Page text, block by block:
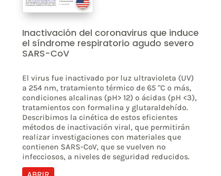
Inactivación del coronavirus que induce
el síndrome respiratorio agudo severo
SARS-CoV
El virus fue inactivado por luz ultravioleta (UV)
a 254 nm, tratamiento térmico de 65 "C o más,
condiciones alcalinas (pH> 12) o ácidas (pH <3),
tratamientos con formalina y glutaraldehído.
Describimos la cinética de estos eficientes
métodos de inactivación viral, que permitirán
realizar investigaciones con materiales que
contienen SARS-CoV, que se vuelven no
infecciosos, a niveles de seguridad reducidos.
ABRIR